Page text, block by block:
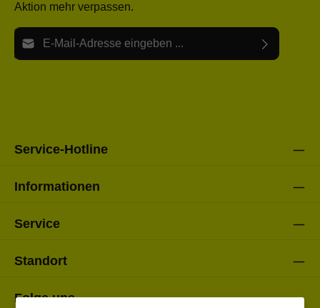
Aktion mehr verpassen.
E-Mail-Adresse*
Service-Hotline
Informationen
Service
Standort
Folge uns